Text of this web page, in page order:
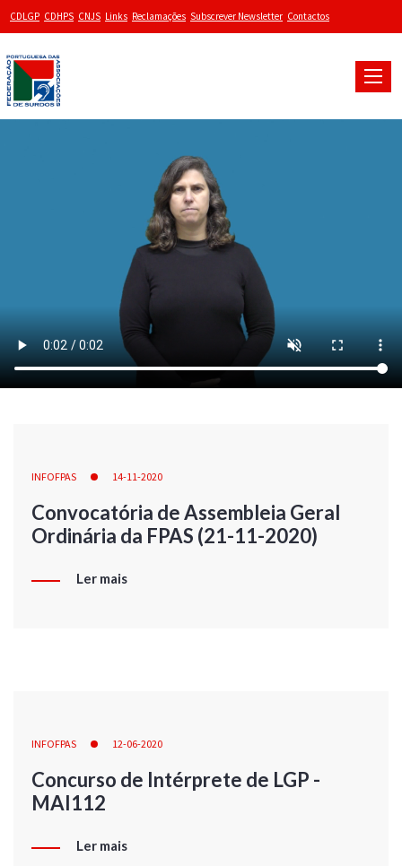
CDLGP CDHPS CNJS Links Reclamações Subscrever Newsletter Contactos
Toggle
INFOFPAS 14-11-2020
Convocatória de Assembleia Geral
Ordinária da FPAS (21-11-2020)
Ler mais
INFOFPAS 12-06-2020
Concurso de Intérprete de LGP -
MAI112
Ler mais